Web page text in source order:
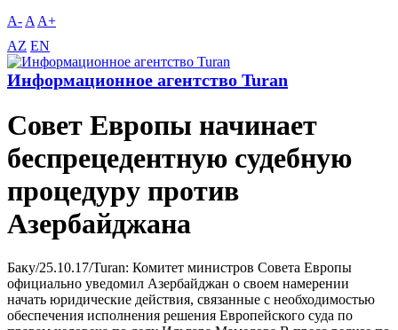
A- A A+
AZ EN
Информационное агентство Turan
Совет Европы начинает
беспрецедентную судебную
процедуру против
Азербайджана
Баку/25.10.17/Turan: Комитет министров Совета Европы
официально уведомил Азербайджан о своем намерении
начать юридические действия, связанные с необходимостью
обеспечения исполнения решения Европейского суда по